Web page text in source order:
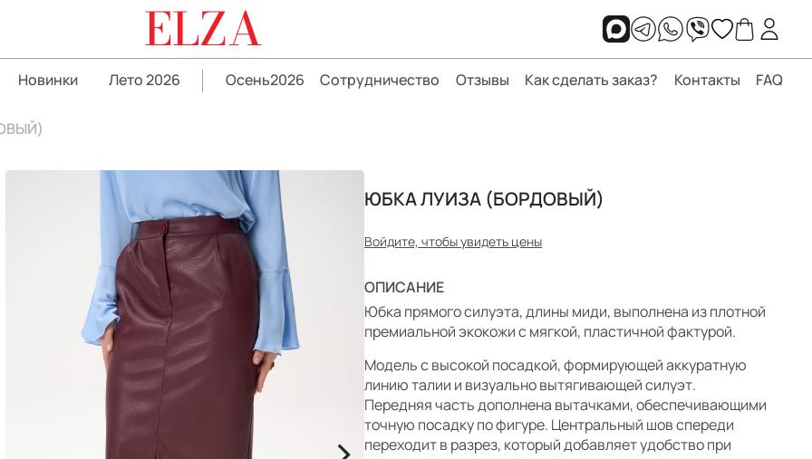
ELZA
Новинки Лето 2026 Осень2026 Сотрудничество Отзывы Как сделать заказ? Контакты FAQ
ЮБКА ЛУИЗА (БОРДОВЫЙ)
Войдите, чтобы увидеть цены
ОПИСАНИЕ
Юбка прямого силуэта, длины миди, выполнена из плотной
премиальной экокожи с мягкой, пластичной фактурой.
Модель с высокой посадкой, формирующей аккуратную
линию талии и визуально вытягивающей силуэт.
Передняя часть дополнена вытачками, обеспечивающими
точную посадку по фигуре. Центральный шов спереди
переходит в разрез, который добавляет удобство при